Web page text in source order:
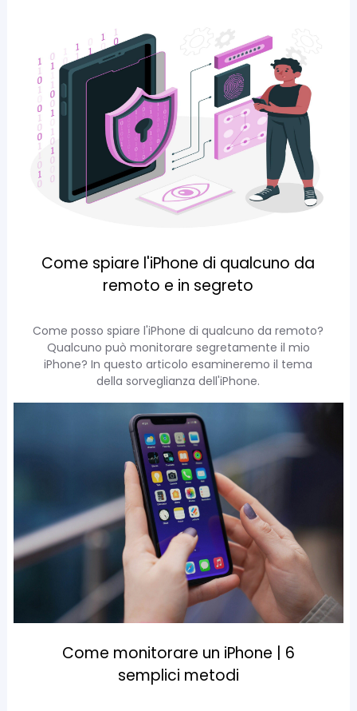
Come spiare l'iPhone di qualcuno da
remoto e in segreto
Come posso spiare l'iPhone di qualcuno da remoto?
Qualcuno può monitorare segretamente il mio
iPhone? In questo articolo esamineremo il tema
della sorveglianza dell'iPhone.
Come monitorare un iPhone | 6
semplici metodi